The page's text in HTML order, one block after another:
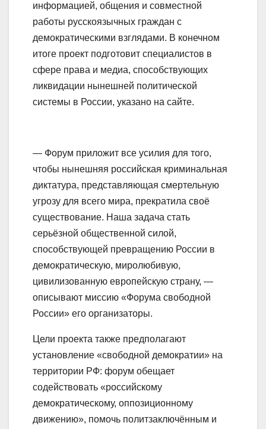
информацией, общения и совместной
работы русскоязычных граждан с
демократическими взглядами. В конечном
итоге проект подготовит специалистов в
сфере права и медиа, способствующих
ликвидации нынешней политической
системы в России, указано на сайте.
— Форум приложит все усилия для того,
чтобы нынешняя российская криминальная
диктатура, представляющая смертельную
угрозу для всего мира, прекратила своё
существование. Наша задача стать
серьёзной общественной силой,
способствующей превращению России в
демократическую, миролюбивую,
цивилизованную европейскую страну, —
описывают миссию «Форума свободной
России» его организаторы.
Цели проекта также предполагают
установление «свободной демократии» на
территории РФ: форум обещает
содействовать «российскому
демократическому, оппозиционному
движению», помочь политзаключённым и